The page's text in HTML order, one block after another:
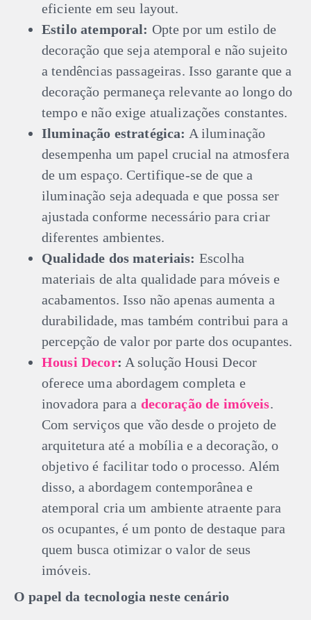
eficiente em seu layout.
Estilo atemporal: Opte por um estilo de
decoração que seja atemporal e não sujeito
a tendências passageiras. Isso garante que a
decoração permaneça relevante ao longo do
tempo e não exige atualizações constantes.
Iluminação estratégica: A iluminação
desempenha um papel crucial na atmosfera
de um espaço. Certifique-se de que a
iluminação seja adequada e que possa ser
ajustada conforme necessário para criar
diferentes ambientes.
Qualidade dos materiais: Escolha
materiais de alta qualidade para móveis e
acabamentos. Isso não apenas aumenta a
durabilidade, mas também contribui para a
percepção de valor por parte dos ocupantes.
Housi Decor: A solução Housi Decor
oferece uma abordagem completa e
inovadora para a decoração de imóveis.
Com serviços que vão desde o projeto de
arquitetura até a mobília e a decoração, o
objetivo é facilitar todo o processo. Além
disso, a abordagem contemporânea e
atemporal cria um ambiente atraente para
os ocupantes, é um ponto de destaque para
quem busca otimizar o valor de seus
imóveis.
O papel da tecnologia neste cenário